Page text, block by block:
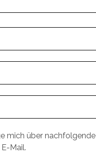
mich über nachfolgende
Mail.